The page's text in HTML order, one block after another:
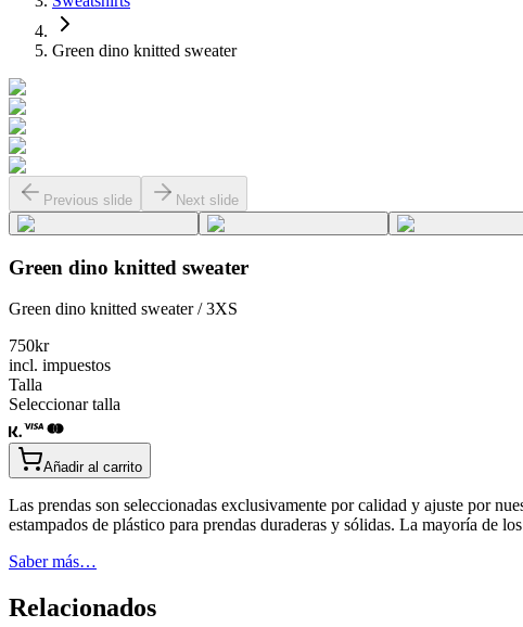
Green dino knitted sweater
Previous slide Next slide
Green dino knitted sweater
Green dino knitted sweater / 3XS
750kr
incl. impuestos
Talla
Seleccionar talla
Añadir al carrito
Las prendas son seleccionadas exclusivamente por calidad y ajuste por
estampados de plástico para prendas duraderas y sólidas. La mayoría de
Saber más…
Relacionados